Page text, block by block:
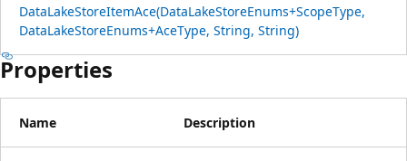
DataLakeStoreItemAce(DataLakeStoreEnums+ScopeType,
DataLakeStoreEnums+AceType, String, String)
Properties
Name Description